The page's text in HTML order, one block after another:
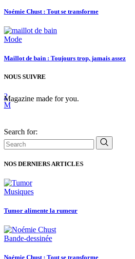
Noémie Chust : Tout se transforme
Mode
Maillot de bain : Toujours trop, jamais assez
NOUS SUIVRE
Magazine made for you.
Search for:
NOS DERNIERS ARTICLES
Musiques
Tumor alimente la rumeur
Bande-dessinée
Noémie Chust : Tout se transforme